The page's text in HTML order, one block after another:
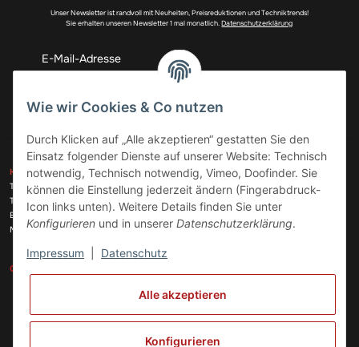
Unser Newsletter ist randvoll mit Neuheiten, Preisreduktionen und Techniktrends!
Sie erhalten unseren Newsletter 1 mal monatlich.Datenschutzerklärung
Abonnieren
KONTAKT
Telefon:+49 (0)6074 816 08 0
Telefax:
+49 (0)6074 215 08 60
E-Mail:
info@meinhausgeraetedoc.de
Max Planck Str. 6 c, 63322 Rödermark
GESETZLICHE INFORMATIONEN
ZAHLUNGSARTEN
VERSANDARTEN
Vertrag widerrufen
Wie wir Cookies & Co nutzen
Durch Klicken auf „Alle akzeptieren“ gestatten Sie den
Einsatz folgender Dienste auf unserer Website: Technisch
notwendig, Technisch notwendig, Vimeo, Doofinder. Sie
können die Einstellung jederzeit ändern (Fingerabdruck-
Icon links unten). Weitere Details finden Sie unter
Konfigurieren und in unserer Datenschutzerklärung.
Impressum Datenschutz
Alle akzeptieren
Konfigurieren